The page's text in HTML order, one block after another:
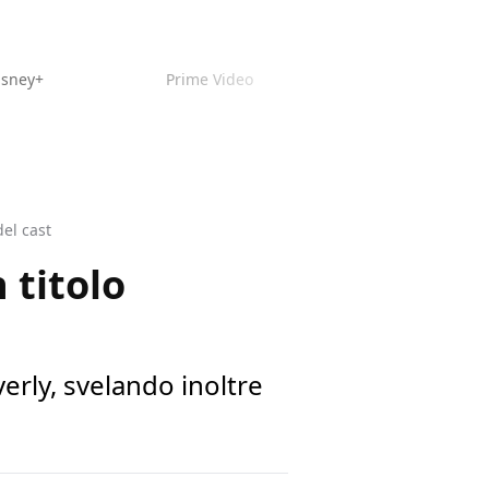
Prime Video
cast
titolo
svelando inoltre